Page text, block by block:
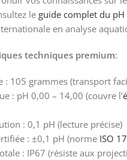
le guide complet du pH
en analyse
techniques premium:
: 105 grammes (transport
: pH 0,00 – 14,00 (couvre l’
: 0,1 pH (lecture précise)
: ±0,1 pH (norme ISO
: IP67 (résiste aux